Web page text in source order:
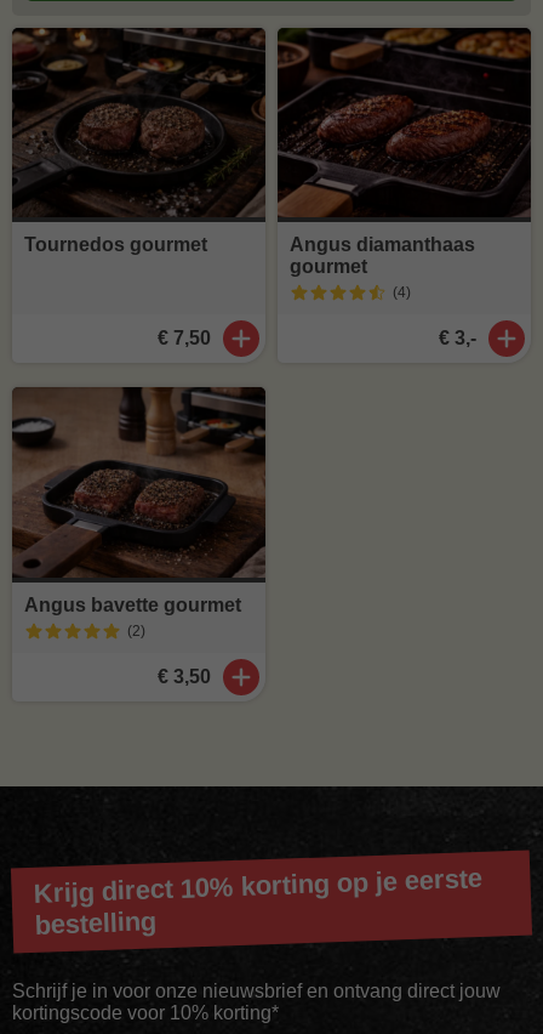
Tournedos gourmet
€ 7,50
Angus diamanthaas
gourmet
(4)
€ 3,-
Angus bavette gourmet
(2)
€ 3,50
Krijg direct 10% korting op je eerste
bestelling
Schrijf je in voor onze nieuwsbrief en ontvang direct jouw
kortingscode voor 10% korting*